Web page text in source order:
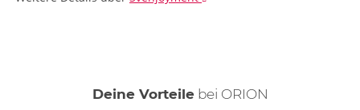
Deine Vorteilebei ORION